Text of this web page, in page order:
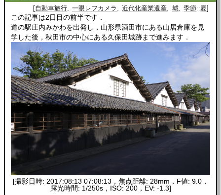
自動車旅行 一眼レフカメラ 近代化産業遺産 城 季節::夏
この記事は2日目の前半です．
道の駅庄内みかわを出発し，山形県酒田市にある山居倉庫を見
学した後，秋田市の中心にある久保田城跡まで進みます．
[撮影日時: 2017:08:13 07:08:13，焦点距離: 28mm，F値: 9.0，
露光時間: 1/250s，ISO: 200，EV: -1.3]